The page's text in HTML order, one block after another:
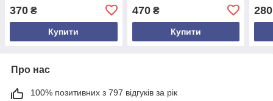
дерева, оброблена
лляною олією та воском
370 ₴
Купити
подачі м’яса, шашлика,
фруктів та страв
470₴
Купити
280
Про нас
100% позитивних з 797 відгуків за рік